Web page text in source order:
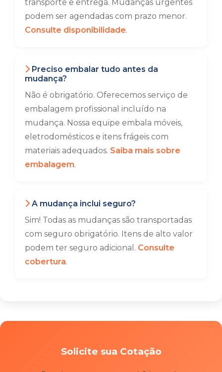
transporte e entrega. Mudanças urgentes
podem ser agendadas com prazo menor.
Consulte disponibilidade.
Preciso embalar tudo antes da
mudança?
Não é obrigatório. Oferecemos serviço de
embalagem profissional incluído na
mudança. Nossa equipe embala móveis,
eletrodomésticos e itens frágeis com
materiais adequados. Saiba mais sobre
embalagem.
A mudança inclui seguro?
Sim! Todas as mudanças são transportadas
com seguro obrigatório. Itens de alto valor
podem ter seguro adicional. Consulte
cobertura.
Solicite sua Cotação